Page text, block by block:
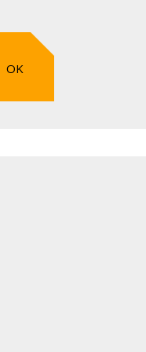
OK